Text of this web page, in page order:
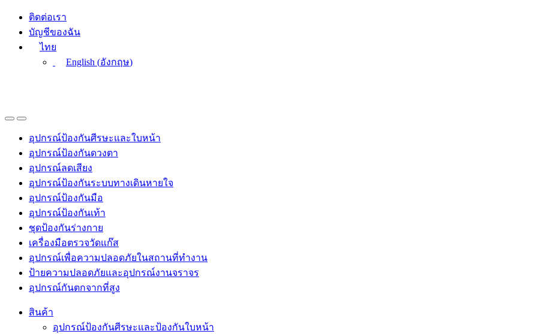
Skip
navigation
Skip
content
ติดต่อเรา
บัญชีของฉัน
ไทย
English (อังกฤษ)
อุปกรณ์ป้องกันศีรษะและใบหน้า
อุปกรณ์ป้องกันดวงตา
อุปกรณ์ลดเสียง
อุปกรณ์ป้องกันระบบทางเดินหายใจ
อุปกรณ์ป้องกันมือ
อุปกรณ์ป้องกันเท้า
ชุดป้องกันร่างกาย
เครื่องมือตรวจวัดแก๊ส
อุปกรณ์เพื่อความปลอดภัยในสถานที่ทำงาน
ป้ายความปลอดภัยและอุปกรณ์งานจราจร
อุปกรณ์กันตกจากที่สูง
สินค้า
อุปกรณ์ป้องกันศีรษะและป้องกันใบหน้า